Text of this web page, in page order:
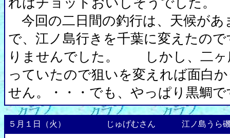
今回の二日間の釣行は、天候があ
で、江ノ島行きを千葉に変えたの
りませんでした。 しかし、二ヶ
っていたので狙いを変えれば面白
せん。・・・でも、やっぱり黒鯛
５月１日（火） じゅげむさん 江ノ島うら